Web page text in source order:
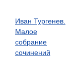
Иван Тургенев.
Малое
собрание
сочинений